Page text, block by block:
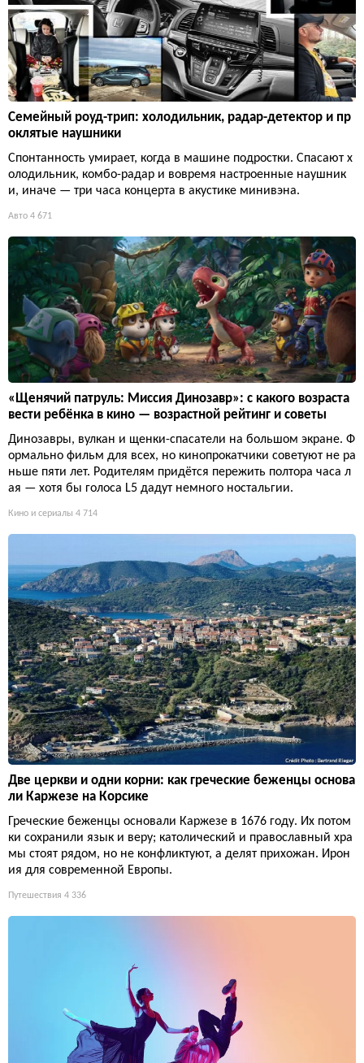
Семейный роуд-трип: холодильник, радар-детектор и пр
оклятые наушники
Спонтанность умирает, когда в машине подростки. Спасают х
олодильник, комбо-радар и вовремя настроенные наушник
и, иначе — три часа концерта в акустике минивэна.
Авто 4 671
«Щенячий патруль: Миссия Динозавр»: с какого возраста
вести ребёнка в кино — возрастной рейтинг и советы
Динозавры, вулкан и щенки-спасатели на большом экране. Ф
ормально фильм для всех, но кинопрокатчики советуют не ра
ньше пяти лет. Родителям придётся пережить полтора часа л
ая — хотя бы голоса L5 дадут немного ностальгии.
Кино и сериалы 4 714
Две церкви и одни корни: как греческие беженцы основа
ли Каржезе на Корсике
Греческие беженцы основали Каржезе в 1676 году. Их потом
ки сохранили язык и веру; католический и православный хра
мы стоят рядом, но не конфликтуют, а делят прихожан. Ирон
ия для современной Европы.
Путешествия 4 336